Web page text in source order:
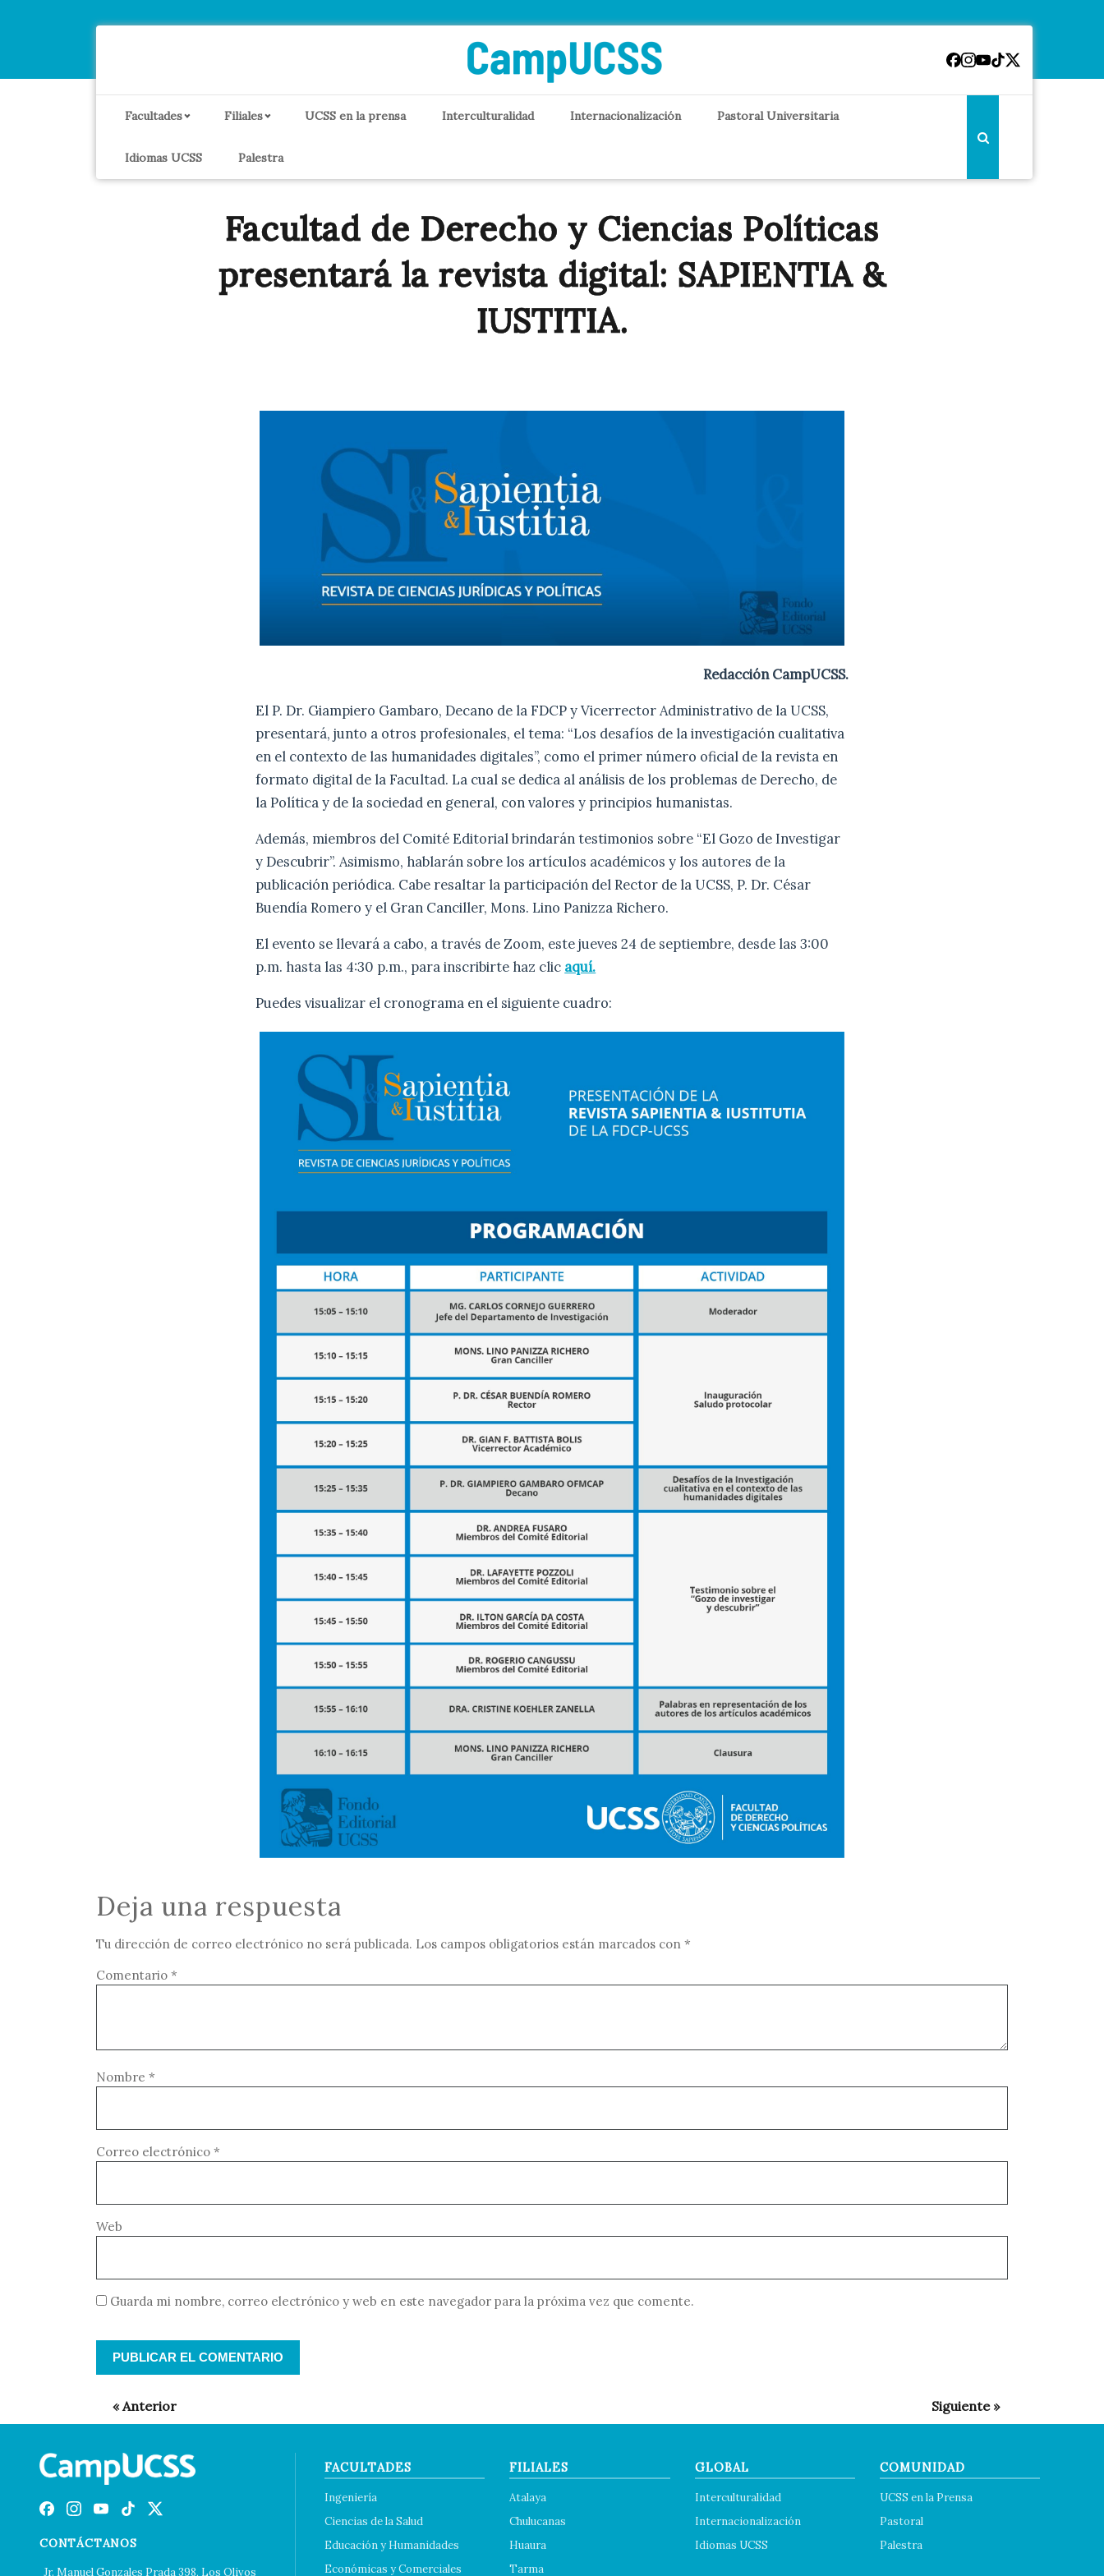
Facultades Filiales UCSS en la prensa Interculturalidad Internacionalización Pastoral Universitaria
Idiomas UCSS Palestra
Facultad de Derecho y Ciencias Políticas
presentará la revista digital: SAPIENTIA &
IUSTITIA.
Redacción CampUCSS.
El P. Dr. Giampiero Gambaro, Decano de la FDCP y Vicerrector Administrativo de la UCSS,
presentará, junto a otros profesionales, el tema: “Los desafíos de la investigación cualitativa
en el contexto de las humanidades digitales”, como el primer número oficial de la revista en
formato digital de la Facultad. La cual se dedica al análisis de los problemas de Derecho, de
la Política y de la sociedad en general, con valores y principios humanistas.
Además, miembros del Comité Editorial brindarán testimonios sobre “El Gozo de Investigar
y Descubrir”. Asimismo, hablarán sobre los artículos académicos y los autores de la
publicación periódica. Cabe resaltar la participación del Rector de la UCSS, P. Dr. César
Buendía Romero y el Gran Canciller, Mons. Lino Panizza Richero.
El evento se llevará a cabo, a través de Zoom, este jueves 24 de septiembre, desde las 3:00
p.m. hasta las 4:30 p.m., para inscribirte haz clic aquí.
Puedes visualizar el cronograma en el siguiente cuadro:
Deja una respuesta
Tu dirección de correo electrónico no será publicada. Los campos obligatorios están marcados con *
Comentario *
Nombre *
Correo electrónico *
Web
Guarda mi nombre, correo electrónico y web en este navegador para la próxima vez que comente.
CONTÁCTANOS
Jr. Manuel Gonzales Prada 398, Los Olivos
FACULTADES
Ingeniería
Ciencias de la Salud
Educación y Humanidades
Económicas y Comerciales
FILIALES
Atalaya
Chulucanas
Huaura
Tarma
GLOBAL
Interculturalidad
Internacionalización
Idiomas UCSS
COMUNIDAD
UCSS en la Prensa
Pastoral
Palestra